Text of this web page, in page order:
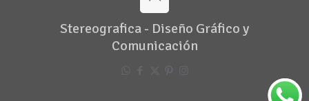
Stereografica - Diseño Gráfico y
Comunicación